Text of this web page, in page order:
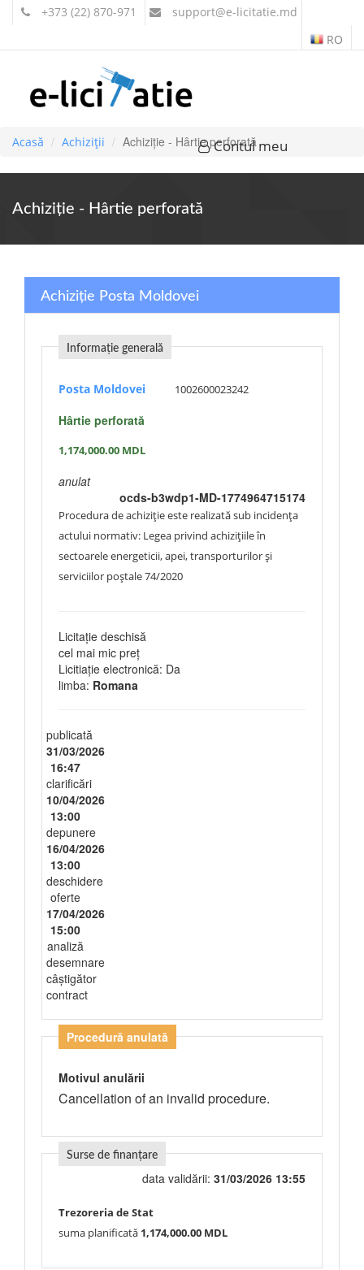
+373 (22) 870-971 support@e-licitatie.md
RO
Contul meu
Acasă Achiziții Achiziție - Hârtie perforată
Achiziție - Hârtie perforată
Achiziție Posta Moldovei
Informație generală
Posta Moldovei 1002600023242
Hârtie perforată
1,174,000.00 MDL
anulat
ocds-b3wdp1-MD-1774964715174
Procedura de achiziție este realizată sub incidența
actului normativ: Legea privind achizițiile în
sectoarele energeticii, apei, transporturilor și
serviciilor poștale 74/2020
Licitație deschisă
cel mai mic preț
Licitiație electronică: Da
limba: Romana
publicată
31/03/2026
16:47
clarificări
10/04/2026
13:00
depunere
16/04/2026
13:00
deschidere
oferte
17/04/2026
15:00
analiză
desemnare
câștigător
contract
Procedură anulată
Motivul anulării
Cancellation of an invalid procedure.
Surse de finanțare
data validării: 31/03/2026 13:55
Trezoreria de Stat
suma planificată 1,174,000.00 MDL